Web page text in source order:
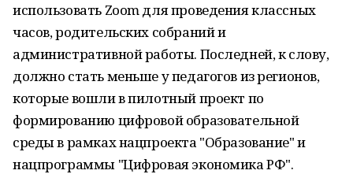
использовать Zoom для проведения классных
часов, родительских собраний и
административной работы. Последней, к слову,
должно стать меньше у педагогов из регионов,
которые вошли в пилотный проект по
формированию цифровой образовательной
среды в рамках нацпроекта "Образование" и
нацпрограммы "Цифровая экономика РФ".